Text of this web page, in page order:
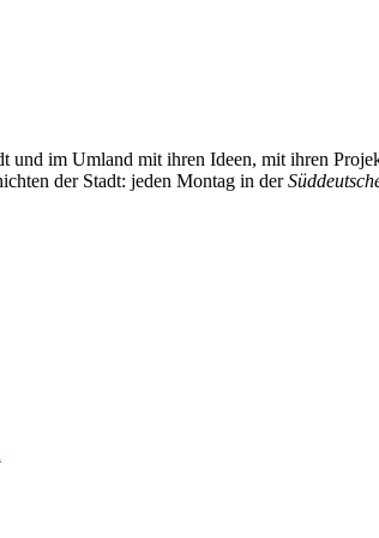
im Umland mit ihren Ideen, mit ihren
der Stadt: jeden Montag in der